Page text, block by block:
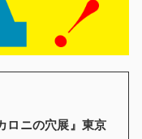
ロニの穴展』東京